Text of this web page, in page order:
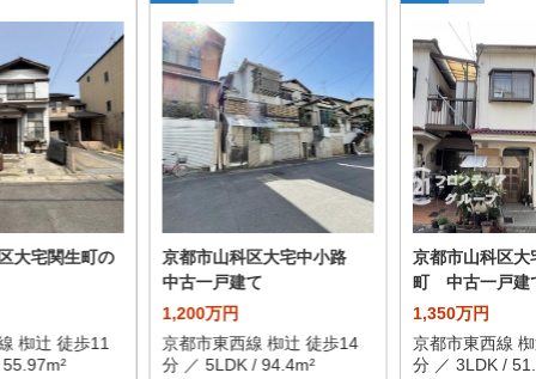
大宅関生町の
椥辻 徒歩11
京都市山科区大宅中小路
中古一戸建て
1,200万円
京都市東西線 椥辻 徒歩14
分 ／ 5LDK / 94.4m²
京都市山科区大
町 中古一戸建
1,350万円
京都市東西線
分 ／ 3LDK /